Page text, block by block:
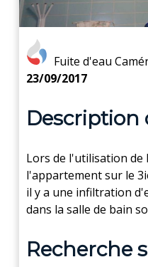
Fuite d'eau
23/09/2017
Description
Lors de l'utilisation de
l'appartement sur le
il y a une infiltration
dans la salle de bain
Recherche